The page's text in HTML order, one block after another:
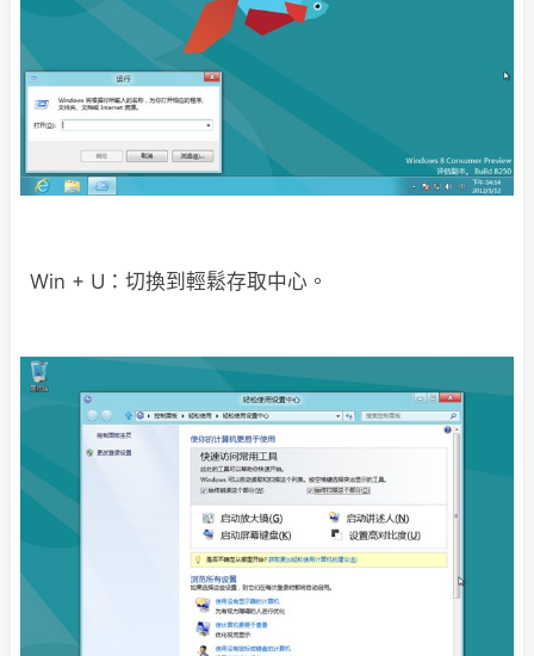
Win + U：切換到輕鬆存取中心。